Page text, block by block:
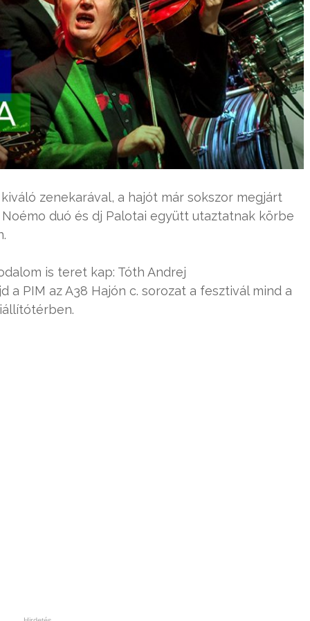
zenekarával, a hajót már sokszor megjárt
duó és dj Palotai együtt utaztatnak körbe
is teret kap: Tóth Andrej
a PIM az A38 Hajón c. sorozat a fesztivál mind a